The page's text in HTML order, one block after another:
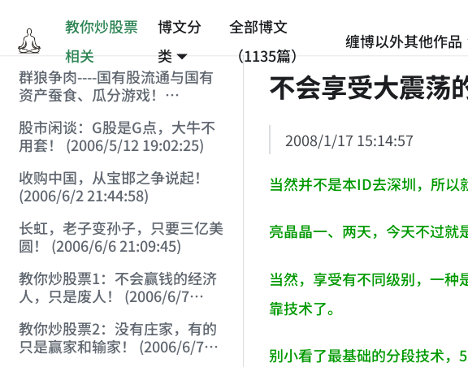
教你炒股票
相关
博文分
类
全部博文
（1135篇）
缠博以外其他作品
群狼争肉----国有股流通与国有
资产蚕食、瓜分游戏！
股市闲谈：G股是G点，大牛不
用套！ (2006/5/12 19:02:25)
收购中国，从宝邯之争说起！
(2006/6/2 21:44:58)
长虹，老子变孙子，只要三亿美
圆！ (2006/6/6 21:09:45)
教你炒股票1：不会赢钱的经济
人，只是废人！ (2006/6/7
教你炒股票2：没有庄家，有的
只是赢家和输家！ (2006/6/7
不会享受大震荡
2008/1/17 15:14:57
当然并不是本ID去深圳，所以
亮晶晶一、两天，今天不过就
当然，享受有不同级别，一
靠技术了。
别小看了最基础的分段技术，